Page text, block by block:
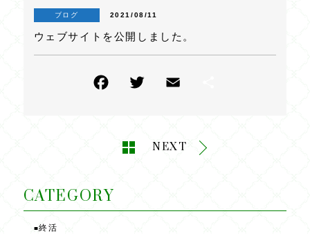
ブログ 2021/08/11
ウェブサイトを公開しました。
F
e
o
T
e
NEXT
CATEGORY
■終活